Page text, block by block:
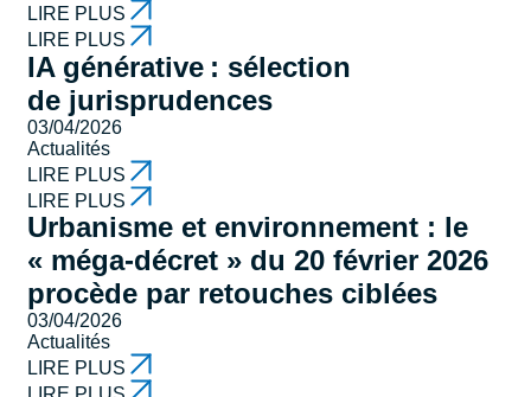
LIRE PLUS
LIRE PLUS
IA générative : sélection
de jurisprudences
03/04/2026
Actualités
LIRE PLUS
LIRE PLUS
Urbanisme et environnement : le
« méga-décret » du 20 février 2026
procède par retouches ciblées
03/04/2026
Actualités
LIRE PLUS